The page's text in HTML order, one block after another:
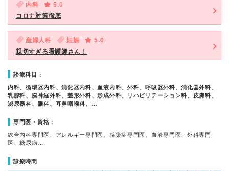
内科
5.0
コロナ対策徹底
産婦人科 妊娠
5.0
親切すぎる看護師さん！
診療科目：
内科、循環器内科、消化器内科、血液内科、外科、呼吸器外科、消化器外科、
乳腺科、脳神経外科、整形外科、形成外科、リハビリテーション科、皮膚科、
泌尿器科、眼科、耳鼻咽喉科、…
専門医・資格：
総合内科専門医、アレルギー専門医、感染症専門医、血液専門医、外科専門
医、糖尿病…
診療時間